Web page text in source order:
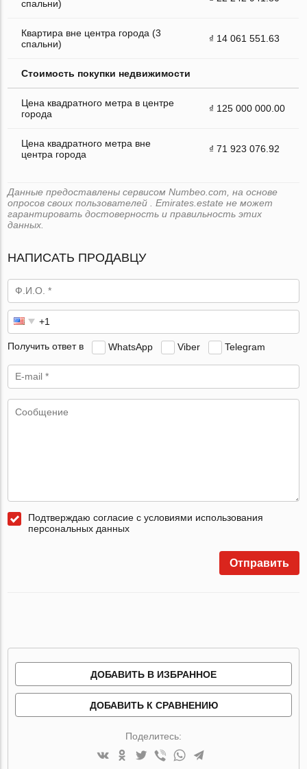
спальни)
Квартира вне центра города (3
спальни)
₫ 14 061 551.63
Стоимость покупки недвижимости
Цена квадратного метра в центре
города
₫ 125 000 000.00
Цена квадратного метра вне
центра города
₫ 71 923 076.92
Данные предоставлены сервисом Numbeo.com, на основе
опросов своих пользователей . Emirates.estate не может
гарантировать достоверность и правильность этих
данных.
НАПИСАТЬ ПРОДАВЦУ
Получить ответ в WhatsApp Viber Telegram
Подтверждаю согласие с условиями использования
персональных данных
Отправить
ДОБАВИТЬ В ИЗБРАННОЕ
ДОБАВИТЬ К СРАВНЕНИЮ
Поделитесь: